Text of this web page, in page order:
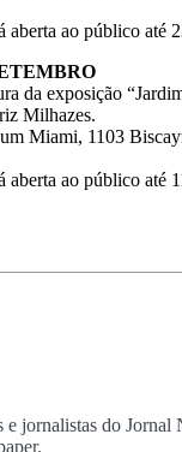
aberta ao público até
da exposição
Milhazes.
Miami, 1103
aberta ao público até
e jornalistas do Jornal